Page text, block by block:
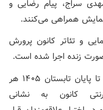
سراج، پیام رضایی و
همراهی می‌کنند.
و تئاتر کانون پرورش
زنده اجرا شده است.
در طرح اوقات فراغت «نمایش‌نما» قرار است تا پایان تابستان ۱۴۰۵ هر
کانون به نشانی